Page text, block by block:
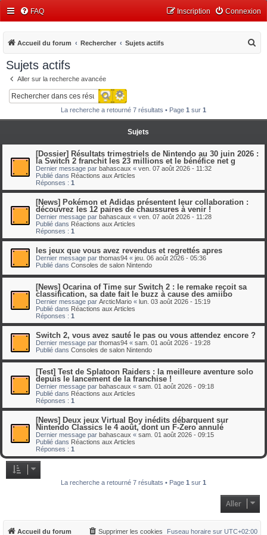
FAQ Connexion
Inscription
Accueil du forum Rechercher Sujets actifs
e
Sujets actifs
Aller sur la recherche avancée
Rechercher
Recherche avancée
La recherche a retourné 7 résultats • Page 1 sur 1
Sujets
[Dossier] Résultats trimestriels de Nintendo au 30 juin 2026 :
la Switch 2 franchit les 23 millions et le bénéfice net g
Dernier message par bahascaux « ven. 07 août 2026 - 11:32
Publié dans Réactions aux Articles
Réponses : 1
[News] Pokémon et Adidas présentent leur collaboration :
découvrez les 12 paires de chaussures à venir !
Dernier message par bahascaux « ven. 07 août 2026 - 11:28
Publié dans Réactions aux Articles
Réponses : 1
les jeux que vous avez revendus et regrettés apres
Dernier message par thomas94 « jeu. 06 août 2026 - 05:36
Publié dans Consoles de salon Nintendo
[News] Ocarina of Time sur Switch 2 : le remake reçoit sa
classification, sa date fait le buzz à cause des amiibo
Dernier message par ArcticMario « lun. 03 août 2026 - 15:19
Publié dans Réactions aux Articles
Réponses : 1
Switch 2, vous avez sauté le pas ou vous attendez encore ?
Dernier message par thomas94 « sam. 01 août 2026 - 19:28
Publié dans Consoles de salon Nintendo
[Test] Test de Splatoon Raiders : la meilleure aventure solo
depuis le lancement de la franchise !
Dernier message par bahascaux « sam. 01 août 2026 - 09:18
Publié dans Réactions aux Articles
Réponses : 1
[News] Deux jeux Virtual Boy inédits débarquent sur
Nintendo Classics le 4 août, dont un F-Zero annulé
Dernier message par bahascaux « sam. 01 août 2026 - 09:15
Publié dans Réactions aux Articles
Réponses : 1
La recherche a retourné 7 résultats • Page 1 sur 1
Aller
Accueil du forum Fuseau horaire sur UTC+02:00
Supprimer les cookies